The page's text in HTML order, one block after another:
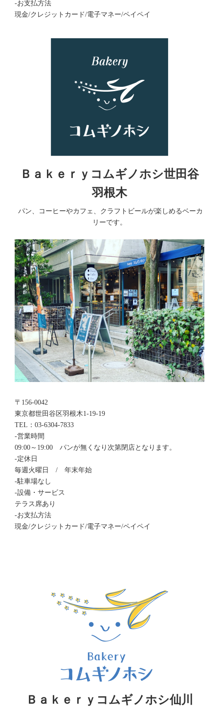
-お支払方法
現金/クレジットカード/電子マネー/ペイペイ
Ｂａｋｅｒｙコムギノホシ世田谷
羽根木
パン、コーヒーやカフェ、クラフトビールが楽しめるベーカ
リーです。
〒156-0042
東京都世田谷区羽根木1-19-19
TEL：03-6304-7833
-営業時間
09:00～19:00 パンが無くなり次第閉店となります。
-定休日
毎週火曜日 / 年末年始
-駐車場なし
-設備・サービス
テラス席あり
-お支払方法
現金/クレジットカード/電子マネー/ペイペイ
Ｂａｋｅｒｙコムギノホシ仙川